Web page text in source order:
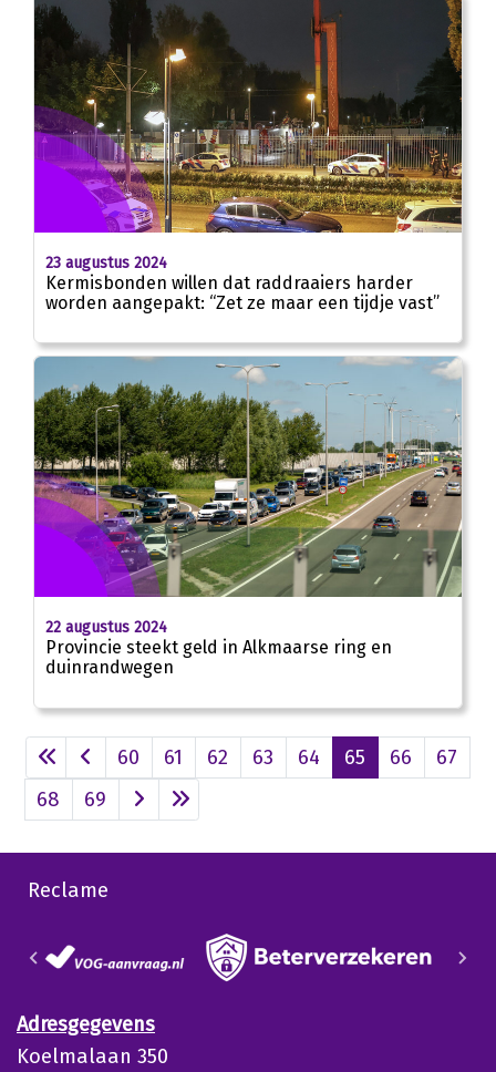
23 augustus 2024
Kermisbonden willen dat raddraaiers harder
worden aangepakt: “Zet ze maar een tijdje vast”
22 augustus 2024
Provincie steekt geld in Alkmaarse ring en
duinrandwegen
60 61 62 63 64 65 66
67
68
69
Reclame
Adresgegevens
Koelmalaan 350